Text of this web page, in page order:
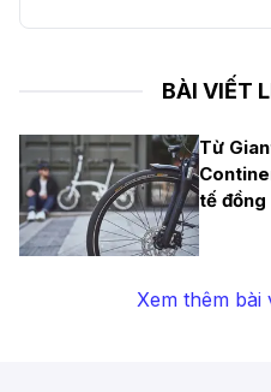
BÀI VIẾT
Từ
tế đồng
Xem thêm bài